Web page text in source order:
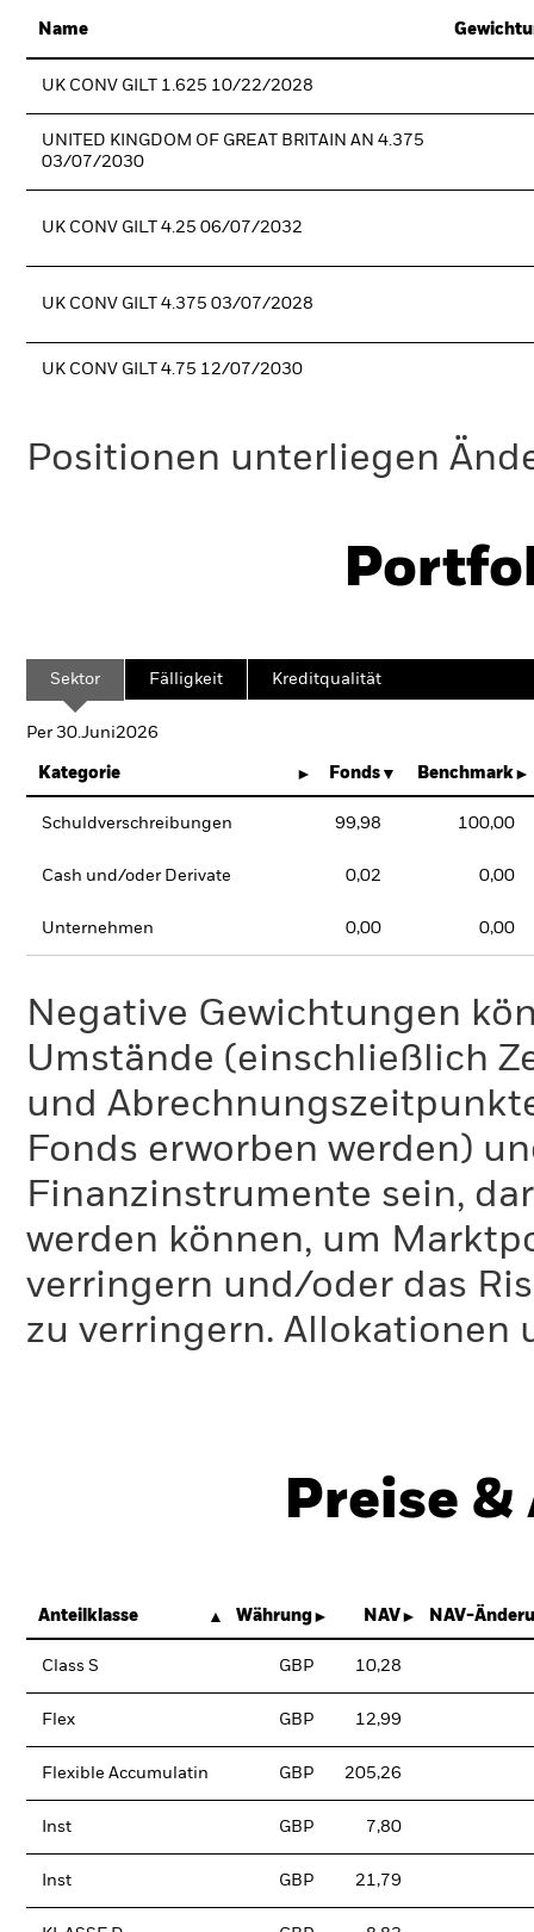
Name
UK CONV GILT 1.625 10/22/2028
UNITED KINGDOM OF GREAT BRITAIN AN 4.375
03/07/2030
UK CONV GILT 4.25 06/07/2032
UK CONV GILT 4.375 03/07/2028
UK CONV GILT 4.75 12/07/2030
Positionen unterliegen
Sektor Fälligkeit Kreditqualität
Per 30.Juni2026
Kategorie Fonds Benchmark
Schuldverschreibungen 99,98 100,00
Cash und/oder Derivate 0,02 0,00
Unternehmen 0,00 0,00
Negative Gewichtungen
Umstände (einschließlich
und
Fonds erworben werden)
Finanzinstrumente sein,
werden können, um
verringern und/oder das
zu verringern. Allokationen
Preise
Anteilklasse Währung NAV NAV-
Class S GBP 10,28
Flex GBP 12,99
Flexible Accumulatin GBP 205,26
Inst GBP 7,80
Inst GBP 21,79